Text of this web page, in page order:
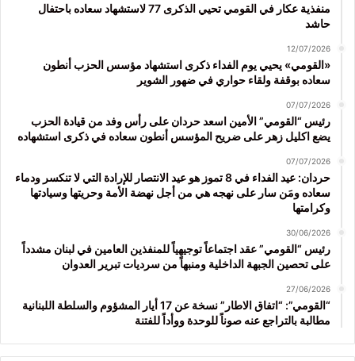
منفذية عكار في القومي تحيي الذكرى 77 لاستشهاد سعاده باحتفال
حاشد
12/07/2026
«القومي» يحيي يوم الفداء ذكرى استشهاد مؤسس الحزب أنطون
سعاده بوقفة ولقاء حواري في ضهور الشوير
07/07/2026
رئيس “القومي” الأمين اسعد حردان على رأس وفد من قيادة الحزب
يضع اكليل زهر على ضريح المؤسس أنطون سعاده في ذكرى استشهاده
07/07/2026
حردان: عيد الفداء في 8 تموز هو عيد الانتصار للإرادة التي لا تنكسر ودماء
سعاده ومَن سار على نهجه هي من أجل نهضة الأمة وحريتها وسيادتها
وكرامتها
30/06/2026
رئيس “القومي” عقد اجتماعاً توجيهياً للمنفذين العامين في لبنان مشدداً
على تحصين الجبهة الداخلية ومنبهاً من سرديات تبرير العدوان
27/06/2026
“القومي”: “اتفاق الاطار” نسخة عن 17 أيار المشؤوم والسلطة اللبنانية
مطالبة بالتراجع عنه صوناً للوحدة ووأداً للفتنة